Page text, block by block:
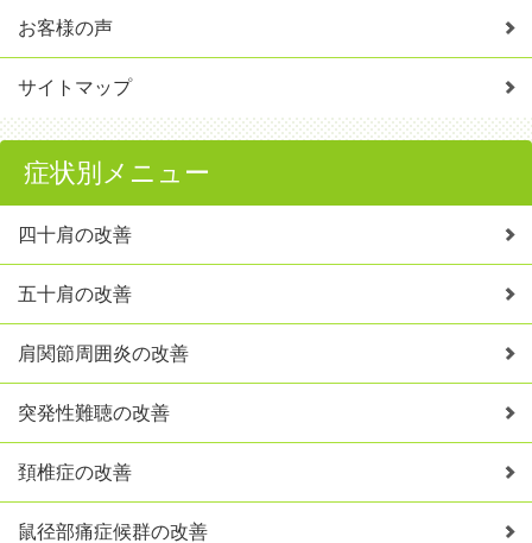
お客様の声
サイトマップ
症状別メニュー
四十肩の改善
五十肩の改善
肩関節周囲炎の改善
突発性難聴の改善
頚椎症の改善
鼠径部痛症候群の改善